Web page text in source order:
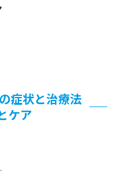
症状と治療法
ケア